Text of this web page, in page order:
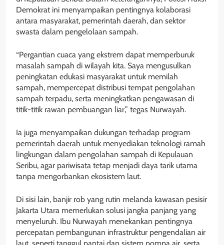
Demokrat ini menyampaikan pentingnya kolaborasi
antara masyarakat, pemerintah daerah, dan sektor
swasta dalam pengelolaan sampah.
“Pergantian cuaca yang ekstrem dapat memperburuk
masalah sampah di wilayah kita. Saya mengusulkan
peningkatan edukasi masyarakat untuk memilah
sampah, mempercepat distribusi tempat pengolahan
sampah terpadu, serta meningkatkan pengawasan di
titik-titik rawan pembuangan liar,” tegas Nurwayah.
Ia juga menyampaikan dukungan terhadap program
pemerintah daerah untuk menyediakan teknologi ramah
lingkungan dalam pengolahan sampah di Kepulauan
Seribu, agar pariwisata tetap menjadi daya tarik utama
tanpa mengorbankan ekosistem laut.
Di sisi lain, banjir rob yang rutin melanda kawasan pesisir
Jakarta Utara memerlukan solusi jangka panjang yang
menyeluruh. Ibu Nurwayah menekankan pentingnya
percepatan pembangunan infrastruktur pengendalian air